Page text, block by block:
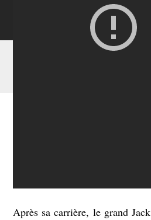
Après sa carrière, le grand